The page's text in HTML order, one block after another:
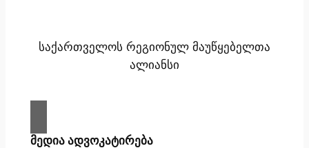
საქართველოს რეგიონულ მაუწყებელთა
ალიანსი
მედია ადვოკატირება